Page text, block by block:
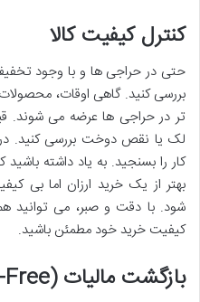
کنترل کیفیت کالا
حتی در حراجی ها و با وجود
بررسی کنید. گاهی اوقات،
تر در حراجی ها عرضه می شوند.
لک یا نقص دوخت بررسی کنید.
کار را بسنجید. به یاد داشته
بهتر از یک خرید ارزان اما بی
شود. با دقت و صبر، می توانید
کیفیت خرید خود مطمئن باشید.
بازگشت مالیات (Tax-Free)